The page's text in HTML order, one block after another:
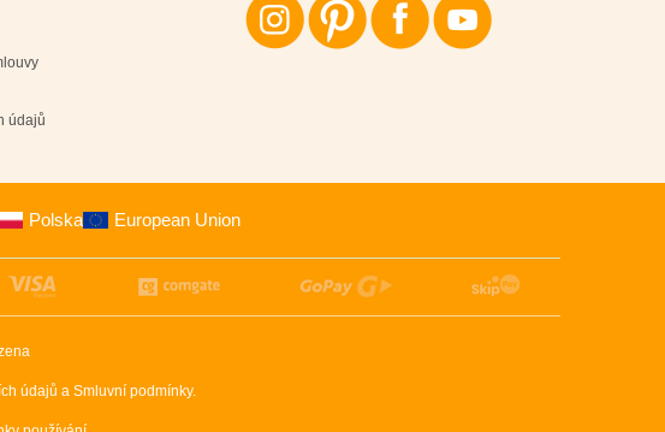
údajů
Polska European Union
údajů a Smluvní podmínky.